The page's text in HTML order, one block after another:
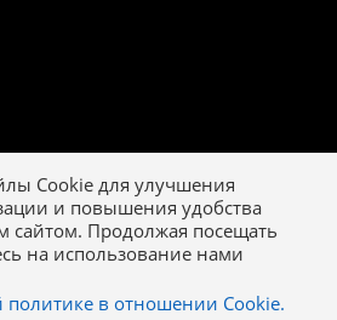
Cookie для улучшения
и повышения удобства
сайтом. Продолжая посещать
на использование нами
в отношении Cookie.